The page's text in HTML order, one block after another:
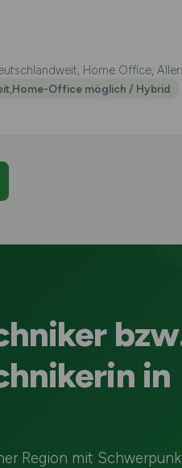
Home Office,
Office möglich / Hybrid
in
Region mit